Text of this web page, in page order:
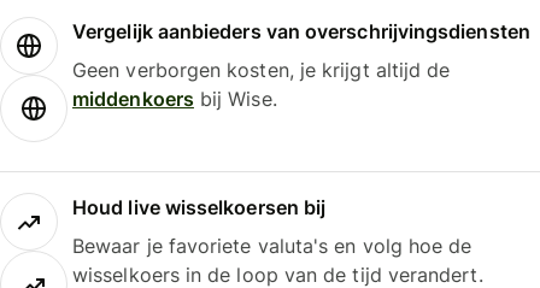
Vergelijk aanbieders van overschrijvingsdiensten
Geen verborgen kosten, je krijgt altijd de
middenkoersbij Wise.
Houd live wisselkoersen bij
Bewaar je favoriete valuta's en volg hoe de
wisselkoers in de loop van de tijd verandert.